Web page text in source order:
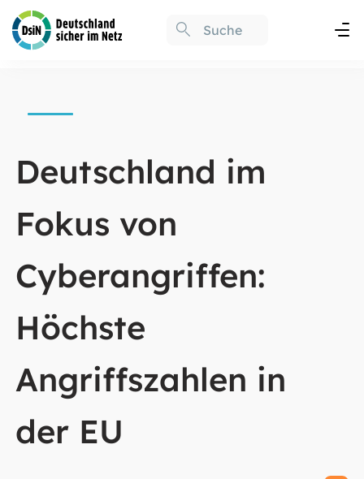
Deutschland im
Fokus von
Cyberangriffen:
Höchste
Angriffszahlen in
der EU